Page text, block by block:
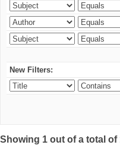
New Filters:
Showing 1 out of a total of